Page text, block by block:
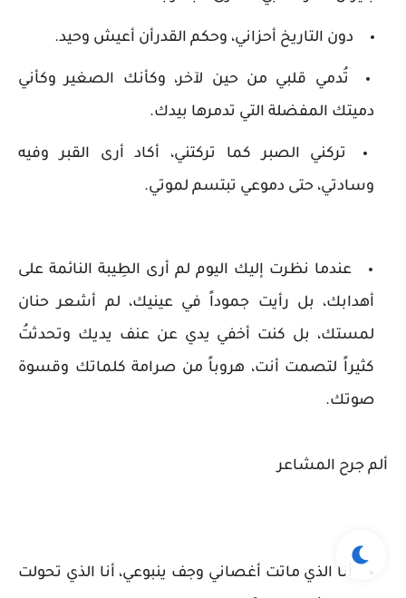
دون التاريخ أحزاني، وحكم القدرأن أعيش وحيد.
تُدمي قلبي من حين لآخر، وكأنك الصغير وكأني
دميتك المفضلة التي تدمرها بيدك.
تركني الصبر كما تركتني، أكاد أرى القبر وفيه
وسادتي، حتى دموعي تبتسم لموتي.
عندما نظرت إليك اليوم لم أرى الطِيبة النائمة على
أهدابك، بل رأيت جموداً في عينيك، لم أشعر حنان
لمستك، بل كنت أخفي يدي عن عنف يديك وتحدثتُ
كثيراً لتصمت أنت، هروباً من صرامة كلماتك وقسوة
صوتك.
ألم جرح المشاعر
أنا الذي ماتت أغصاني وجف ينبوعي، أنا الذي تحولت